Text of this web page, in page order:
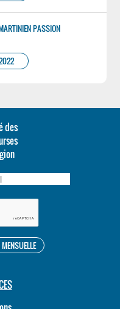
PASSION
des